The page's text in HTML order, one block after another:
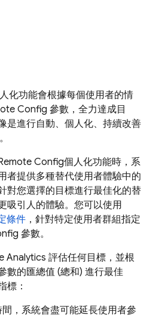
化功能會根據每個使用者的情
Config 參數，全力達成目
是進行自動、個人化、持續改善
Config個人化功能時，系
者提供多種替代使用者體驗中的
對您選擇的目標進行最佳化的替
吸引人的體驗。您可以使用
條件 ，針對特定使用者群組指定
參數。
Analytics 評估任何目標，並根
數的匯總值 (總和) 進行最佳
標：
，系統會盡可能延長使用者參